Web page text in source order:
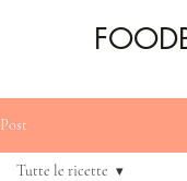
Post
Tutte le ricette